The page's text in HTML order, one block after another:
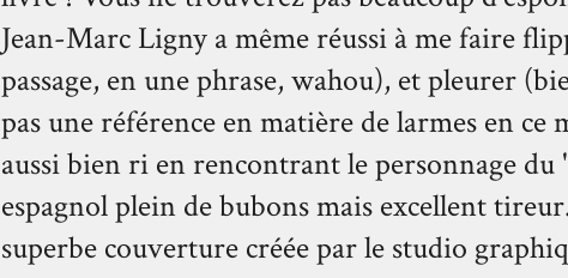
Jean-Marc Ligny a même réussi à me faire
passage, en une phrase, wahou), et pleurer
pas une référence en matière de larmes en ce
aussi bien ri en rencontrant le personnage
espagnol plein de bubons mais excellent
superbe couverture créée par le studio